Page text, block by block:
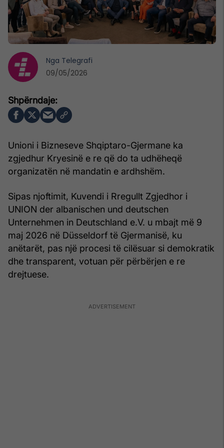
Unioni i Bizneseve Shqiptaro-Gjermane ka
zgjedhur Kryesinë e re që do ta udhëheqë
organizatën në mandatin e ardhshëm.
Sipas njoftimit, Kuvendi i Rregullt Zgjedhor i
UNION der albanischen und deutschen
Unternehmen in Deutschland e.V. u mbajt më 9
maj 2026 në Düsseldorf të Gjermanisë, ku
anëtarët, pas një procesi të cilësuar si demokratik
dhe transparent, votuan për përbërjen e re
drejtuese.
Nga Telegrafi
09/05/2026